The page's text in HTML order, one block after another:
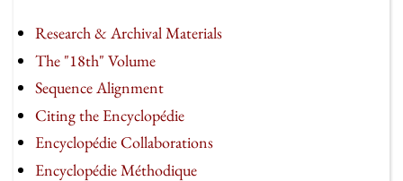
Research & Archival Materials
The "18th" Volume
Sequence Alignment
Citing the Encyclopédie
Encyclopédie Collaborations
Encyclopédie Méthodique